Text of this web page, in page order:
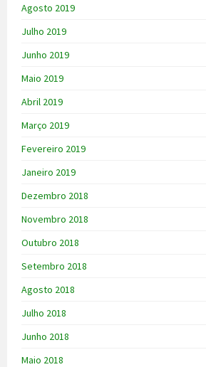
Agosto 2019
Julho 2019
Junho 2019
Maio 2019
Abril 2019
Março 2019
Fevereiro 2019
Janeiro 2019
Dezembro 2018
Novembro 2018
Outubro 2018
Setembro 2018
Agosto 2018
Julho 2018
Junho 2018
Maio 2018